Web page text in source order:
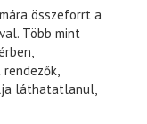
összeforrt a
Több mint
láthatatlanul,